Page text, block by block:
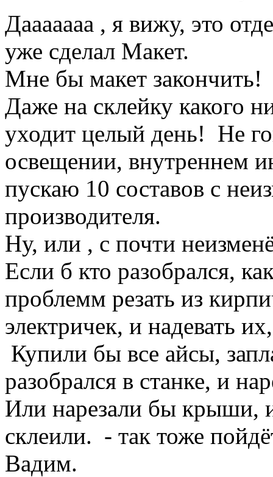
Дааааааа , я вижу, это
уже сделал Макет.
Мне бы макет закончить!
Даже на склейку какого
уходит целый день! Не
освещении, внутреннем
пускаю 10 составов с
производителя.
Ну, или , с почти
Если б кто разобрался,
проблемм резать из
электричек, и надевать
Купили бы все айсы,
разобрался в станке, и
Или нарезали бы крыши,
склеили. - так тоже
Вадим.